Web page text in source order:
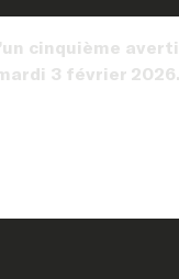
cinquième
3 février 2026.